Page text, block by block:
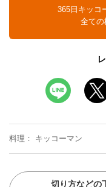
365日キッコ
全ての
料理 キッコーマン
切り方などの